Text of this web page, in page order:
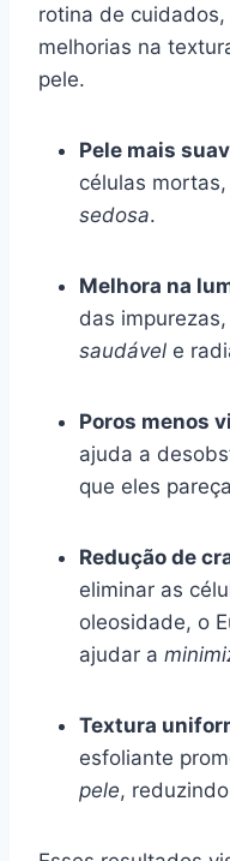
rotina de
melhorias na
pele.
Pele mais
células
sedosa.
Melhora na
das
saudável e
Poros menos
ajuda a
que eles
Redução de
eliminar as
oleosidade, o
ajudar a
Textura
esfoliante
pele,